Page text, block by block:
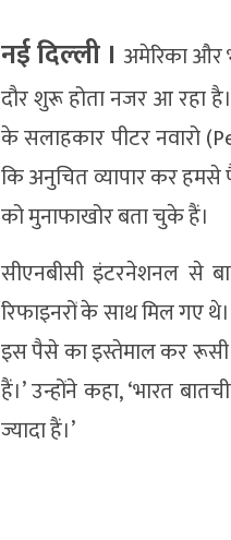
नई दिल्‍ली । अमेरिका और
दौर शुरू होता नजर आ रहा है।
के सलाहकार पीटर नवारो
कि अनुचित व्यापार कर
को मुनाफाखोर बता चुके हैं।
सीएनबीसी इंटरनेशनल से
रिफाइनरों के साथ मिल गए
इस पैसे का इस्तेमाल कर
हैं।’ उन्होंने कहा, ‘भारत
ज्यादा हैं।’